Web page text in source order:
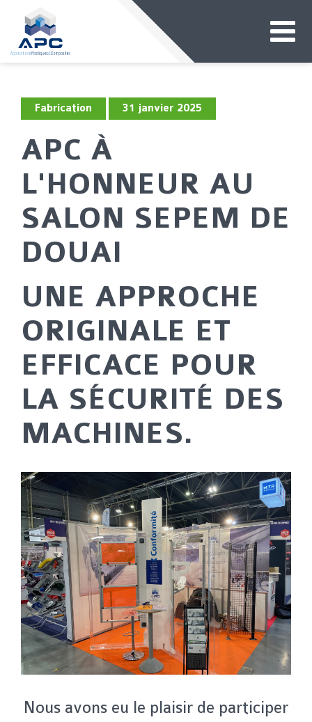
Fabrication 31 janvier 2025
APC À
L'HONNEUR AU
SALON SEPEM DE
DOUAI
UNE APPROCHE
ORIGINALE ET
EFFICACE POUR
LA SÉCURITÉ DES
MACHINES.
Nous avons eu le plaisir de participer